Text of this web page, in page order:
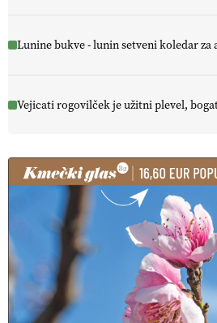
Lunine bukve - lunin setveni koledar za
Vejicati rogovilček je užitni plevel,